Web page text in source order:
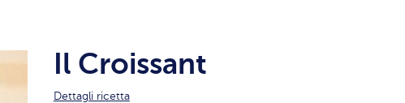
Il Croissant
Dettagli ricetta